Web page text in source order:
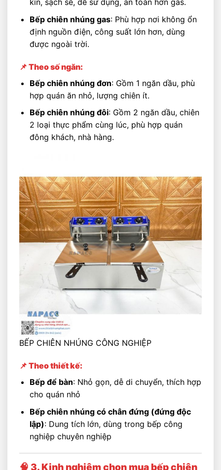
kín, sạch sẽ, dễ sử dụng, an toàn hơn gas.
Bếp chiên nhúng gas: Phù hợp nơi không ổn
định nguồn điện, công suất lớn hơn, dùng
được ngoài trời.
📌 Theo số ngăn:
Bếp chiên nhúng đơn: Gồm 1 ngăn dầu, phù
hợp quán ăn nhỏ, lượng chiên ít.
Bếp chiên nhúng đôi: Gồm 2 ngăn dầu, chiên
2 loại thực phẩm cùng lúc, phù hợp quán
đông khách, nhà hàng.
BẾP CHIÊN NHÚNG CÔNG NGHIỆP
📌 Theo thiết kế:
Bếp để bàn: Nhỏ gọn, dễ di chuyển, thích hợp
cho quán nhỏ
Bếp chiên nhúng có chân đứng (đứng độc
lập): Dung tích lớn, dùng trong bếp công
nghiệp chuyên nghiệp
🧠 3. Kinh nghiệm chọn mua bếp chiên